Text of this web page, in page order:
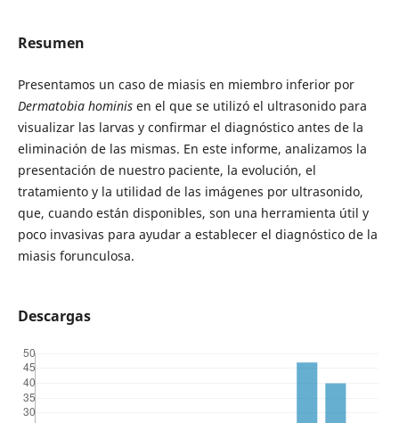
Resumen
Presentamos un caso de miasis en miembro inferior por
Dermatobia hominisen el que se utilizó el ultrasonido para
visualizar las larvas y confirmar el diagnóstico antes de la
eliminación de las mismas. En este informe, analizamos la
presentación de nuestro paciente, la evolución, el
tratamiento y la utilidad de las imágenes por ultrasonido,
que, cuando están disponibles, son una herramienta útil y
poco invasivas para ayudar a establecer el diagnóstico de la
miasis forunculosa.
Descargas